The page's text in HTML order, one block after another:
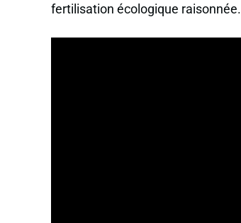
fertilisation écologique raisonnée.